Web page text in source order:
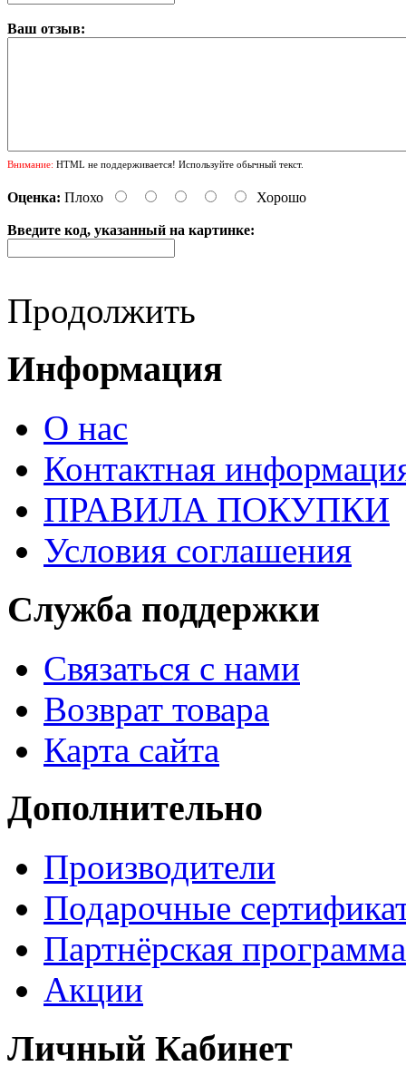
Ваш отзыв:
Внимание: HTML не поддерживается! Используйте обычный текст.
Оценка: Плохо Хорошо
Введите код, указанный на картинке:
Продолжить
Информация
О нас
Контактная
ПРАВИЛА ПОКУПКИ
Условия соглашения
Служба поддержки
Связаться с нами
Возврат товара
Карта сайта
Дополнительно
Производители
Подарочные
Партнёрская программа
Акции
Личный Кабинет